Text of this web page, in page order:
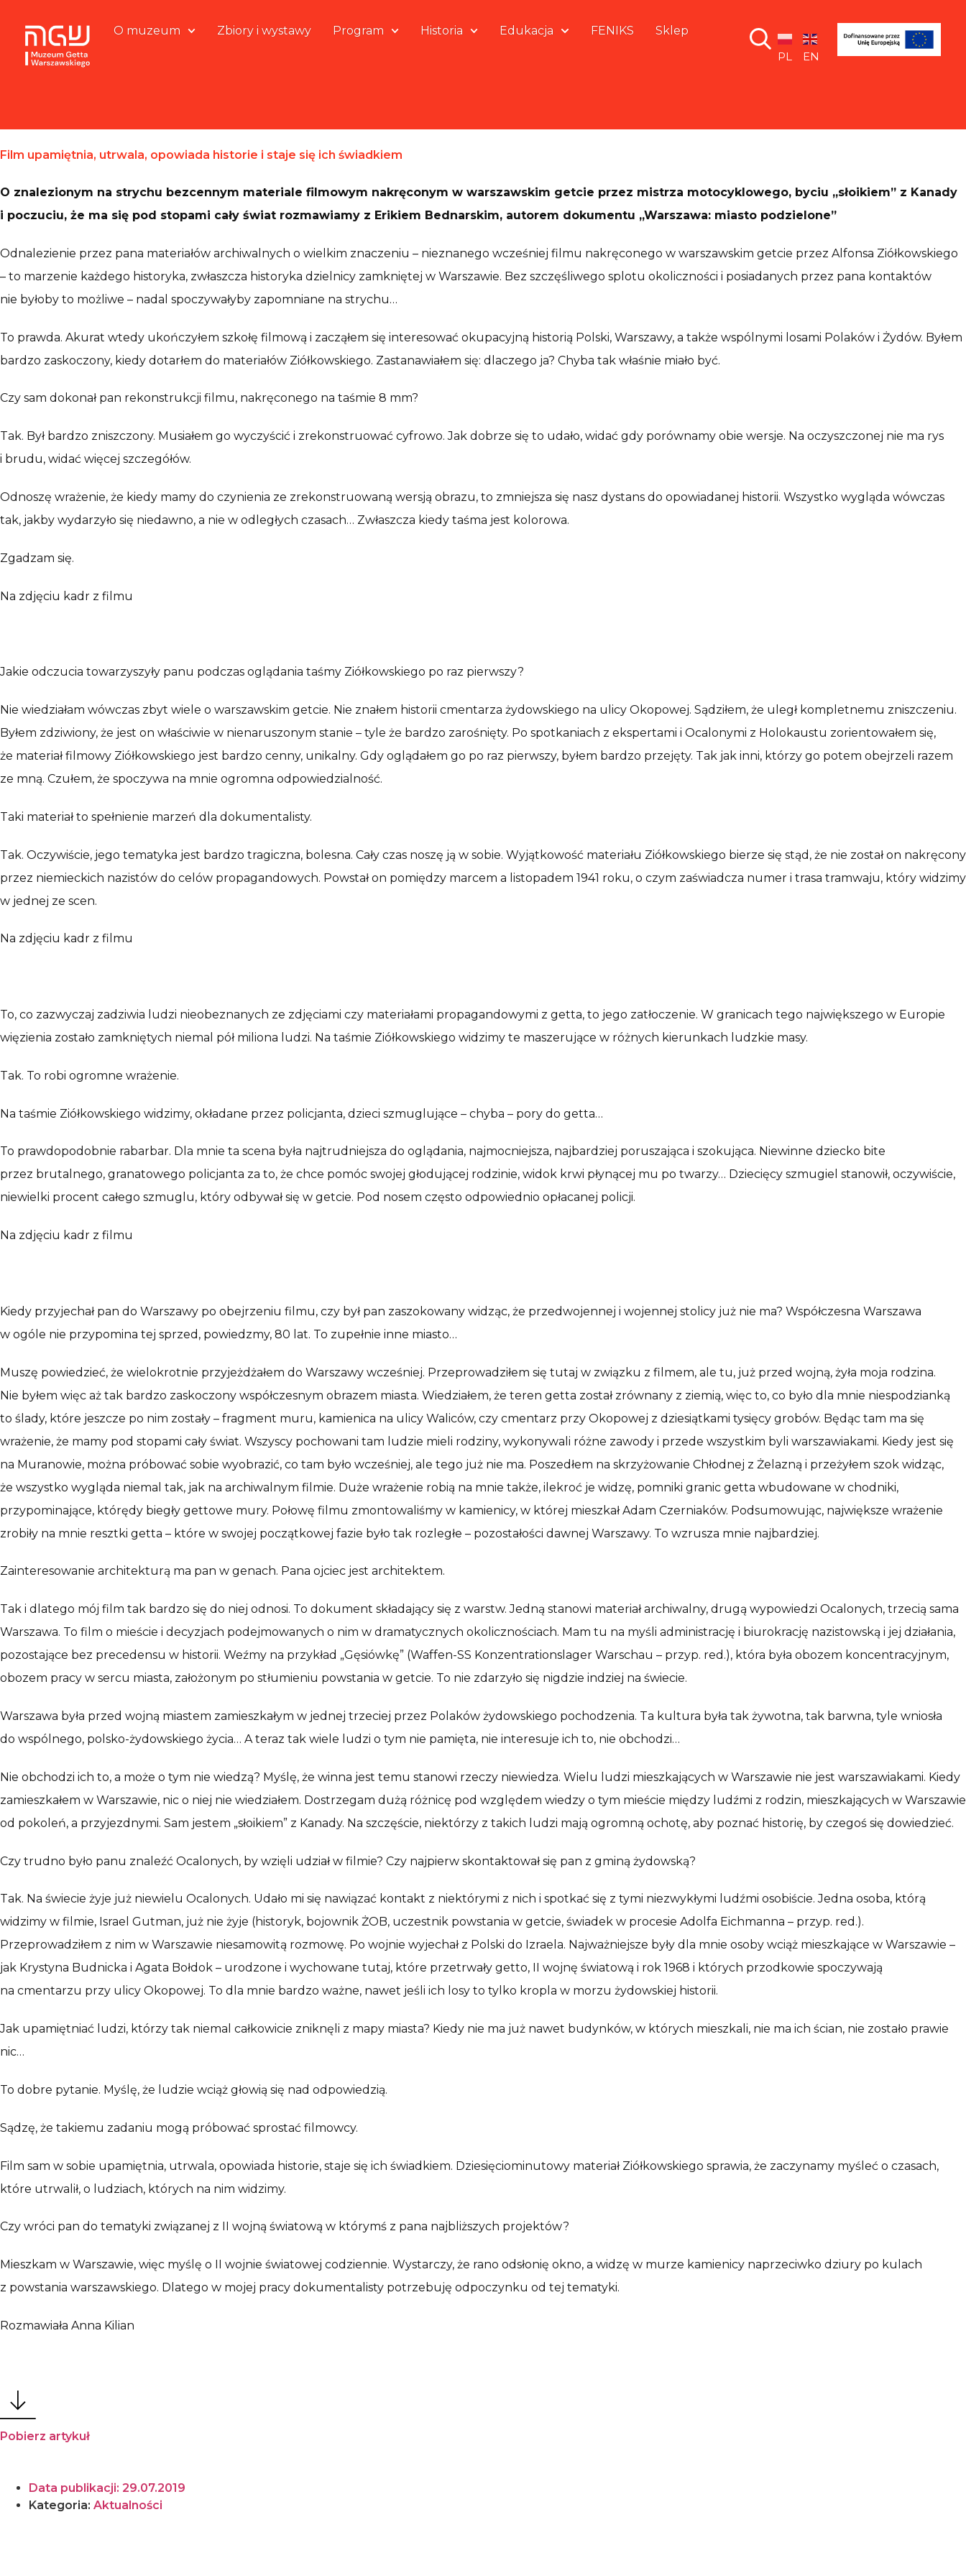
O muzeum Zbiory i wystawy Program Historia Edukacja FENIKS
Sklep
PL
EN
Film upamiętnia, utrwala, opowiada historie i staje się ich świadkiem
O znalezionym na strychu bezcennym materiale filmowym nakręconym w warszawskim getcie przez mistrza motocyklowego, byciu „słoikiem” z Kanady
i poczuciu, że ma się pod stopami cały świat rozmawiamy z Erikiem Bednarskim, autorem dokumentu „Warszawa: miasto podzielone”
Odnalezienie przez pana materiałów archiwalnych o wielkim znaczeniu – nieznanego wcześniej filmu nakręconego w warszawskim getcie przez Alfonsa Ziółkowskiego
– to marzenie każdego historyka, zwłaszcza historyka dzielnicy zamkniętej w Warszawie. Bez szczęśliwego splotu okoliczności i posiadanych przez pana kontaktów
nie byłoby to możliwe – nadal spoczywałyby zapomniane na strychu…
To prawda. Akurat wtedy ukończyłem szkołę filmową i zacząłem się interesować okupacyjną historią Polski, Warszawy, a także wspólnymi losami Polaków i Żydów. Byłem
bardzo zaskoczony, kiedy dotarłem do materiałów Ziółkowskiego. Zastanawiałem się: dlaczego ja? Chyba tak właśnie miało być.
Czy sam dokonał pan rekonstrukcji filmu, nakręconego na taśmie 8 mm?
Tak. Był bardzo zniszczony. Musiałem go wyczyścić i zrekonstruować cyfrowo. Jak dobrze się to udało, widać gdy porównamy obie wersje. Na oczyszczonej nie ma rys
i brudu, widać więcej szczegółów.
Odnoszę wrażenie, że kiedy mamy do czynienia ze zrekonstruowaną wersją obrazu, to zmniejsza się nasz dystans do opowiadanej historii. Wszystko wygląda wówczas
tak, jakby wydarzyło się niedawno, a nie w odległych czasach… Zwłaszcza kiedy taśma jest kolorowa.
Zgadzam się.
Na zdjęciu kadr z filmu
Jakie odczucia towarzyszyły panu podczas oglądania taśmy Ziółkowskiego po raz pierwszy?
Nie wiedziałam wówczas zbyt wiele o warszawskim getcie. Nie znałem historii cmentarza żydowskiego na ulicy Okopowej. Sądziłem, że uległ kompletnemu zniszczeniu.
Byłem zdziwiony, że jest on właściwie w nienaruszonym stanie – tyle że bardzo zarośnięty. Po spotkaniach z ekspertami i Ocalonymi z Holokaustu zorientowałem się,
że materiał filmowy Ziółkowskiego jest bardzo cenny, unikalny. Gdy oglądałem go po raz pierwszy, byłem bardzo przejęty. Tak jak inni, którzy go potem obejrzeli razem
ze mną. Czułem, że spoczywa na mnie ogromna odpowiedzialność.
Taki materiał to spełnienie marzeń dla dokumentalisty.
Tak. Oczywiście, jego tematyka jest bardzo tragiczna, bolesna. Cały czas noszę ją w sobie. Wyjątkowość materiału Ziółkowskiego bierze się stąd, że nie został on nakręcony
przez niemieckich nazistów do celów propagandowych. Powstał on pomiędzy marcem a listopadem 1941 roku, o czym zaświadcza numer i trasa tramwaju, który widzimy
w jednej ze scen.
Na zdjęciu kadr z filmu
To, co zazwyczaj zadziwia ludzi nieobeznanych ze zdjęciami czy materiałami propagandowymi z getta, to jego zatłoczenie. W granicach tego największego w Europie
więzienia zostało zamkniętych niemal pół miliona ludzi. Na taśmie Ziółkowskiego widzimy te maszerujące w różnych kierunkach ludzkie masy.
Tak. To robi ogromne wrażenie.
Na taśmie Ziółkowskiego widzimy, okładane przez policjanta, dzieci szmuglujące – chyba – pory do getta…
To prawdopodobnie rabarbar. Dla mnie ta scena była najtrudniejsza do oglądania, najmocniejsza, najbardziej poruszająca i szokująca. Niewinne dziecko bite
przez brutalnego, granatowego policjanta za to, że chce pomóc swojej głodującej rodzinie, widok krwi płynącej mu po twarzy… Dziecięcy szmugiel stanowił, oczywiście,
niewielki procent całego szmuglu, który odbywał się w getcie. Pod nosem często odpowiednio opłacanej policji.
Na zdjęciu kadr z filmu
Kiedy przyjechał pan do Warszawy po obejrzeniu filmu, czy był pan zaszokowany widząc, że przedwojennej i wojennej stolicy już nie ma? Współczesna Warszawa
w ogóle nie przypomina tej sprzed, powiedzmy, 80 lat. To zupełnie inne miasto…
Muszę powiedzieć, że wielokrotnie przyjeżdżałem do Warszawy wcześniej. Przeprowadziłem się tutaj w związku z filmem, ale tu, już przed wojną, żyła moja rodzina.
Nie byłem więc aż tak bardzo zaskoczony współczesnym obrazem miasta. Wiedziałem, że teren getta został zrównany z ziemią, więc to, co było dla mnie niespodzianką
to ślady, które jeszcze po nim zostały – fragment muru, kamienica na ulicy Waliców, czy cmentarz przy Okopowej z dziesiątkami tysięcy grobów. Będąc tam ma się
wrażenie, że mamy pod stopami cały świat. Wszyscy pochowani tam ludzie mieli rodziny, wykonywali różne zawody i przede wszystkim byli warszawiakami. Kiedy jest się
na Muranowie, można próbować sobie wyobrazić, co tam było wcześniej, ale tego już nie ma. Poszedłem na skrzyżowanie Chłodnej z Żelazną i przeżyłem szok widząc,
że wszystko wygląda niemal tak, jak na archiwalnym filmie. Duże wrażenie robią na mnie także, ilekroć je widzę, pomniki granic getta wbudowane w chodniki,
przypominające, którędy biegły gettowe mury. Połowę filmu zmontowaliśmy w kamienicy, w której mieszkał Adam Czerniaków. Podsumowując, największe wrażenie
zrobiły na mnie resztki getta – które w swojej początkowej fazie było tak rozległe – pozostałości dawnej Warszawy. To wzrusza mnie najbardziej.
Zainteresowanie architekturą ma pan w genach. Pana ojciec jest architektem.
Tak i dlatego mój film tak bardzo się do niej odnosi. To dokument składający się z warstw. Jedną stanowi materiał archiwalny, drugą wypowiedzi Ocalonych, trzecią sama
Warszawa. To film o mieście i decyzjach podejmowanych o nim w dramatycznych okolicznościach. Mam tu na myśli administrację i biurokrację nazistowską i jej działania,
pozostające bez precedensu w historii. Weźmy na przykład „Gęsiówkę” (Waffen-SS Konzentrationslager Warschau – przyp. red.), która była obozem koncentracyjnym,
obozem pracy w sercu miasta, założonym po stłumieniu powstania w getcie. To nie zdarzyło się nigdzie indziej na świecie.
Warszawa była przed wojną miastem zamieszkałym w jednej trzeciej przez Polaków żydowskiego pochodzenia. Ta kultura była tak żywotna, tak barwna, tyle wniosła
do wspólnego, polsko-żydowskiego życia… A teraz tak wiele ludzi o tym nie pamięta, nie interesuje ich to, nie obchodzi…
Nie obchodzi ich to, a może o tym nie wiedzą? Myślę, że winna jest temu stanowi rzeczy niewiedza. Wielu ludzi mieszkających w Warszawie nie jest warszawiakami. Kiedy
zamieszkałem w Warszawie, nic o niej nie wiedziałem. Dostrzegam dużą różnicę pod względem wiedzy o tym mieście między ludźmi z rodzin, mieszkających w Warszawie
od pokoleń, a przyjezdnymi. Sam jestem „słoikiem” z Kanady. Na szczęście, niektórzy z takich ludzi mają ogromną ochotę, aby poznać historię, by czegoś się dowiedzieć.
Czy trudno było panu znaleźć Ocalonych, by wzięli udział w filmie? Czy najpierw skontaktował się pan z gminą żydowską?
Tak. Na świecie żyje już niewielu Ocalonych. Udało mi się nawiązać kontakt z niektórymi z nich i spotkać się z tymi niezwykłymi ludźmi osobiście. Jedna osoba, którą
widzimy w filmie, Israel Gutman, już nie żyje (historyk, bojownik ŻOB, uczestnik powstania w getcie, świadek w procesie Adolfa Eichmanna – przyp. red.).
Przeprowadziłem z nim w Warszawie niesamowitą rozmowę. Po wojnie wyjechał z Polski do Izraela. Najważniejsze były dla mnie osoby wciąż mieszkające w Warszawie –
jak Krystyna Budnicka i Agata Bołdok – urodzone i wychowane tutaj, które przetrwały getto, II wojnę światową i rok 1968 i których przodkowie spoczywają
na cmentarzu przy ulicy Okopowej. To dla mnie bardzo ważne, nawet jeśli ich losy to tylko kropla w morzu żydowskiej historii.
Jak upamiętniać ludzi, którzy tak niemal całkowicie zniknęli z mapy miasta? Kiedy nie ma już nawet budynków, w których mieszkali, nie ma ich ścian, nie zostało prawie
nic…
To dobre pytanie. Myślę, że ludzie wciąż głowią się nad odpowiedzią.
Sądzę, że takiemu zadaniu mogą próbować sprostać filmowcy.
Film sam w sobie upamiętnia, utrwala, opowiada historie, staje się ich świadkiem. Dziesięciominutowy materiał Ziółkowskiego sprawia, że zaczynamy myśleć o czasach,
które utrwalił, o ludziach, których na nim widzimy.
Czy wróci pan do tematyki związanej z II wojną światową w którymś z pana najbliższych projektów?
Mieszkam w Warszawie, więc myślę o II wojnie światowej codziennie. Wystarczy, że rano odsłonię okno, a widzę w murze kamienicy naprzeciwko dziury po kulach
z powstania warszawskiego. Dlatego w mojej pracy dokumentalisty potrzebuję odpoczynku od tej tematyki.
Rozmawiała Anna Kilian
Pobierz artykuł
Data publikacji: 29.07.2019
Kategoria: Aktualności